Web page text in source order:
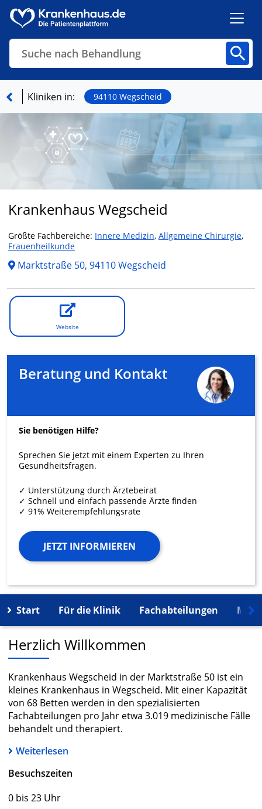
Suche nach Behandlung
Finden
Kliniken in: 94110 Wegscheid
Krankenhaus Wegscheid
Größte Fachbereiche: Innere Medizin, Allgemeine Chirurgie,
Frauenheilkunde
Marktstraße 50, 94110 Wegscheid
Website
Beratung und Kontakt
Sie benötigen Hilfe?
Sprechen Sie jetzt mit einem Experten zu Ihren
Gesundheitsfragen.
✓ Unterstützung durch Ärztebeirat
✓ Schnell und einfach passende Ärzte finden
✓ 91% Weiterempfehlungsrate
JETZT INFORMIEREN
Start Für die Klinik Fachabteilungen
Herzlich Willkommen
Krankenhaus Wegscheid in der Marktstraße 50 ist ein
kleines Krankenhaus in Wegscheid. Mit einer Kapazität
von 68 Betten werden in den spezialisierten
Fachabteilungen pro Jahr etwa 3.019 medizinische Fälle
behandelt und therapiert.
Weiterlesen
Besuchszeiten
0 bis 23 Uhr